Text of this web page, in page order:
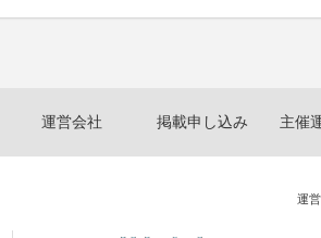
運営会社 掲載申し込み 主催
運